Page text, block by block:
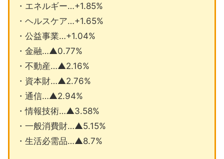
・エネルギー…+1.85%
・ヘルスケア…+1.65%
・公益事業…+1.04%
・金融…▲0.77%
・不動産…▲2.16%
・資本財…▲2.76%
・通信…▲2.94%
・情報技術…▲3.58%
・一般消費財…▲5.15%
・生活必需品…▲8.7%